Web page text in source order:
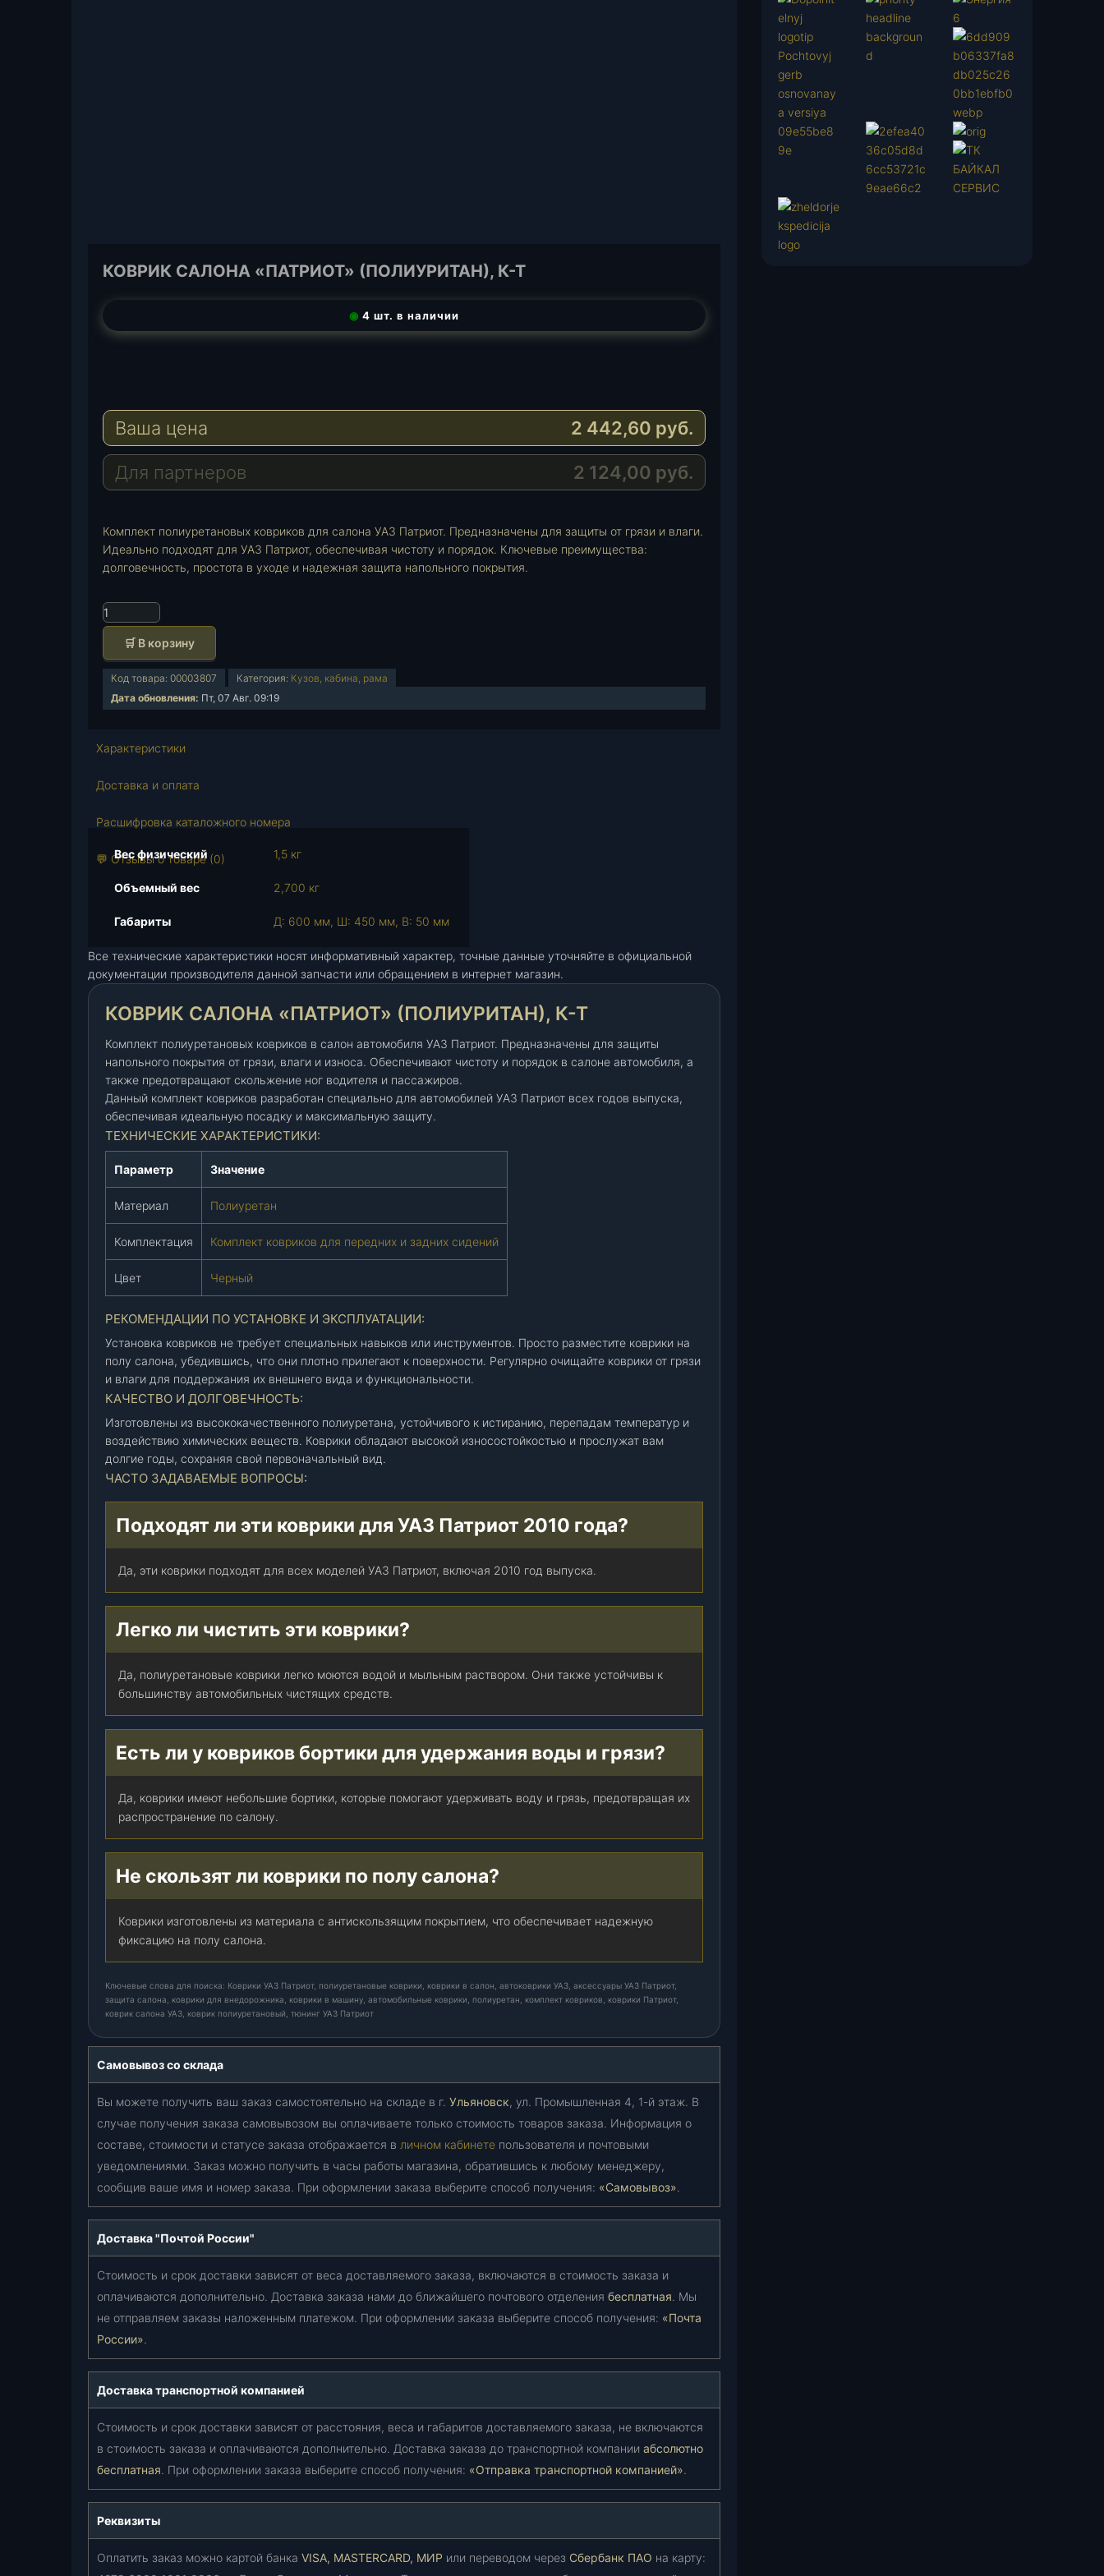
КОВРИК САЛОНА «ПАТРИОТ» (ПОЛИУРИТАН), К-Т
◉ 4 шт. в наличии
e
r
a
m
a
s
A
p
a
i
l
Ваша цена 2 442,60 руб.
Для партнеров 2 124,00 руб.
Комплект полиуретановых ковриков для салона УАЗ Патриот. Предназначены для защиты от грязи и влаги.
Идеально подходят для УАЗ Патриот, обеспечивая чистоту и порядок. Ключевые преимущества:
долговечность, простота в уходе и надежная защита напольного покрытия.
К
о
и
т
о
о
а
в
р
к
а
л
о
н
а
о
л
и
у
р
и
т
а
н
т
🛒 В корзину
Код товара: 00003807 Категория: Кузов, кабина, рама
Дата обновления: Пт, 07 Авг. 09:19
Характеристики
Доставка и оплата
Расшифровка каталожного номера
💬 Отзывы о товаре (0)
Вес физический 1,5 кг
Объемный вес 2,700 кг
Габариты Д: 600 мм, Ш: 450 мм, В: 50 мм
Все технические характеристики носят информативный характер, точные данные уточняйте в официальной
документации производителя данной запчасти или обращением в интернет магазин.
КОВРИК САЛОНА «ПАТРИОТ» (ПОЛИУРИТАН), К-Т
Комплект полиуретановых ковриков в салон автомобиля УАЗ Патриот. Предназначены для защиты
напольного покрытия от грязи, влаги и износа. Обеспечивают чистоту и порядок в салоне автомобиля, а
также предотвращают скольжение ног водителя и пассажиров.
Данный комплект ковриков разработан специально для автомобилей УАЗ Патриот всех годов выпуска,
обеспечивая идеальную посадку и максимальную защиту.
ТЕХНИЧЕСКИЕ ХАРАКТЕРИСТИКИ:
Параметр Значение
Материал Полиуретан
Комплектация Комплект ковриков для передних и задних сидений
Цвет Черный
РЕКОМЕНДАЦИИ ПО УСТАНОВКЕ И ЭКСПЛУАТАЦИИ:
Установка ковриков не требует специальных навыков или инструментов. Просто разместите коврики на
полу салона, убедившись, что они плотно прилегают к поверхности. Регулярно очищайте коврики от грязи
и влаги для поддержания их внешнего вида и функциональности.
КАЧЕСТВО И ДОЛГОВЕЧНОСТЬ:
Изготовлены из высококачественного полиуретана, устойчивого к истиранию, перепадам температур и
воздействию химических веществ. Коврики обладают высокой износостойкостью и прослужат вам
долгие годы, сохраняя свой первоначальный вид.
ЧАСТО ЗАДАВАЕМЫЕ ВОПРОСЫ:
Подходят ли эти коврики для УАЗ Патриот 2010 года?
Да, эти коврики подходят для всех моделей УАЗ Патриот, включая 2010 год выпуска.
Легко ли чистить эти коврики?
Да, полиуретановые коврики легко моются водой и мыльным раствором. Они также устойчивы к
большинству автомобильных чистящих средств.
Есть ли у ковриков бортики для удержания воды и грязи?
Да, коврики имеют небольшие бортики, которые помогают удерживать воду и грязь, предотвращая их
распространение по салону.
Не скользят ли коврики по полу салона?
Коврики изготовлены из материала с антискользящим покрытием, что обеспечивает надежную
фиксацию на полу салона.
Ключевые слова для поиска: Коврики УАЗ Патриот, полиуретановые коврики, коврики в салон, автоковрики УАЗ, аксессуары УАЗ Патриот,
защита салона, коврики для внедорожника, коврики в машину, автомобильные коврики, полиуретан, комплект ковриков, коврики Патриот,
коврик салона УАЗ, коврик полиуретановый, тюнинг УАЗ Патриот
Самовывоз со склада
Вы можете получить ваш заказ самостоятельно на складе в г. Ульяновск, ул. Промышленная 4, 1-й этаж. В
случае получения заказа самовывозом вы оплачиваете только стоимость товаров заказа. Информация о
составе, стоимости и статусе заказа отображается в личном кабинете пользователя и почтовыми
уведомлениями. Заказ можно получить в часы работы магазина, обратившись к любому менеджеру,
сообщив ваше имя и номер заказа. При оформлении заказа выберите способ получения: «Самовывоз».
Доставка "Почтой России"
Стоимость и срок доставки зависят от веса доставляемого заказа, включаются в стоимость заказа и
оплачиваются дополнительно. Доставка заказа нами до ближайшего почтового отделения бесплатная. Мы
не отправляем заказы наложенным платежом. При оформлении заказа выберите способ получения: «Почта
России».
Доставка транспортной компанией
Стоимость и срок доставки зависят от расстояния, веса и габаритов доставляемого заказа, не включаются
в стоимость заказа и оплачиваются дополнительно. Доставка заказа до транспортной компании абсолютно
бесплатная. При оформлении заказа выберите способ получения: «Отправка транспортной компанией».
Реквизиты
Оплатить заказ можно картой банка VISA, MASTERCARD, МИР или переводом через Сбербанк ПАО на карту: